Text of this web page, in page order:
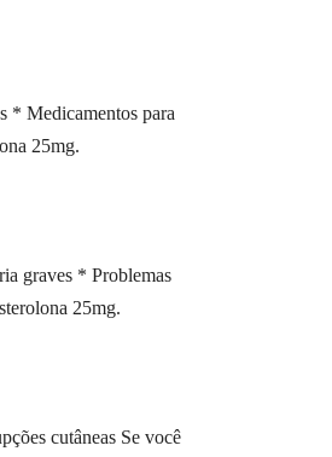
* Medicamentos para
25mg.
graves * Problemas
25mg.
cutâneas Se você